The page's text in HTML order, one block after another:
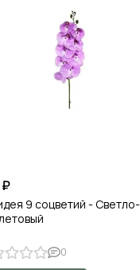
9 соцветий - Светло-
0